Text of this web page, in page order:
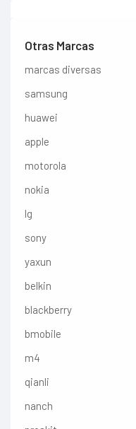
Otras Marcas
marcas diversas
samsung
huawei
apple
motorola
nokia
lg
sony
yaxun
belkin
blackberry
bmobile
m4
qianli
nanch